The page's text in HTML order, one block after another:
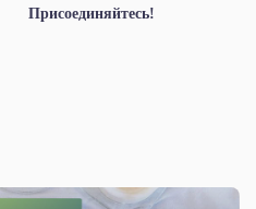
Присоединяйтесь!